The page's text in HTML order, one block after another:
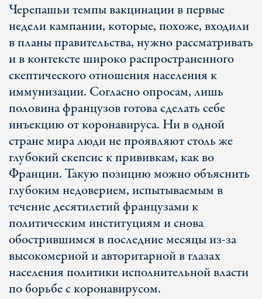
Черепашьи темпы вакцинации в первые
недели кампании, которые, похоже, входили
в планы правительства, нужно рассматривать
и в контексте широко распространенного
скептического отношения населения к
иммунизации. Согласно опросам, лишь
половина французов готова сделать себе
инъекцию от коронавируса. Ни в одной
стране мира люди не проявляют столь же
глубокий скепсис к прививкам, как во
Франции. Такую позицию можно объяснить
глубоким недоверием, испытываемым в
течение десятилетий французами к
политическим институциям и снова
обострившимся в последние месяцы из-за
высокомерной и авторитарной в глазах
населения политики исполнительной власти
по борьбе с коронавирусом.